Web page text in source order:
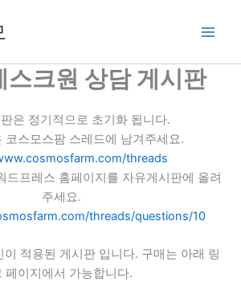
크원 상담 게시판
은 정기적으로 초기화 됩니다.
코스모스팜 스레드에 남겨주세요.
threads
드프레스 홈페이지를 자유게시판에 올려
주세요.
threads/questions/10
이 적용된 게시판 입니다. 구매는 아래 링
페이지에서 가능합니다.